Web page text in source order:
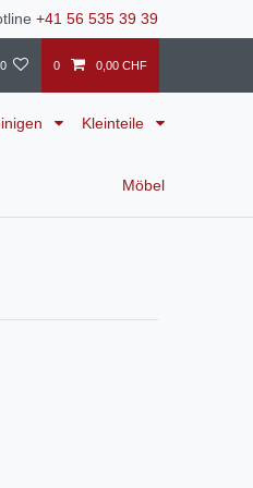
+41 56 535 39 39
0 0 0,00 CHF
Kleinteile
Möbel